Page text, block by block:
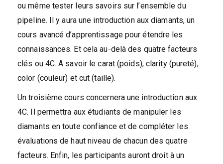
ou même tester leurs savoirs sur l’ensemble du
pipeline. Il y aura une introduction aux diamants, un
cours avancé d’apprentissage pour étendre les
connaissances. Et cela au-delà des quatre facteurs
clés ou 4C. A savoir le carat (poids), clarity (pureté),
color (couleur) et cut (taille).
Un troisième cours concernera une introduction aux
4C. Il permettra aux étudiants de manipuler les
diamants en toute confiance et de compléter les
évaluations de haut niveau de chacun des quatre
facteurs. Enfin, les participants auront droit à un